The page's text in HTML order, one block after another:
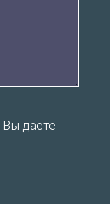
Вы даете